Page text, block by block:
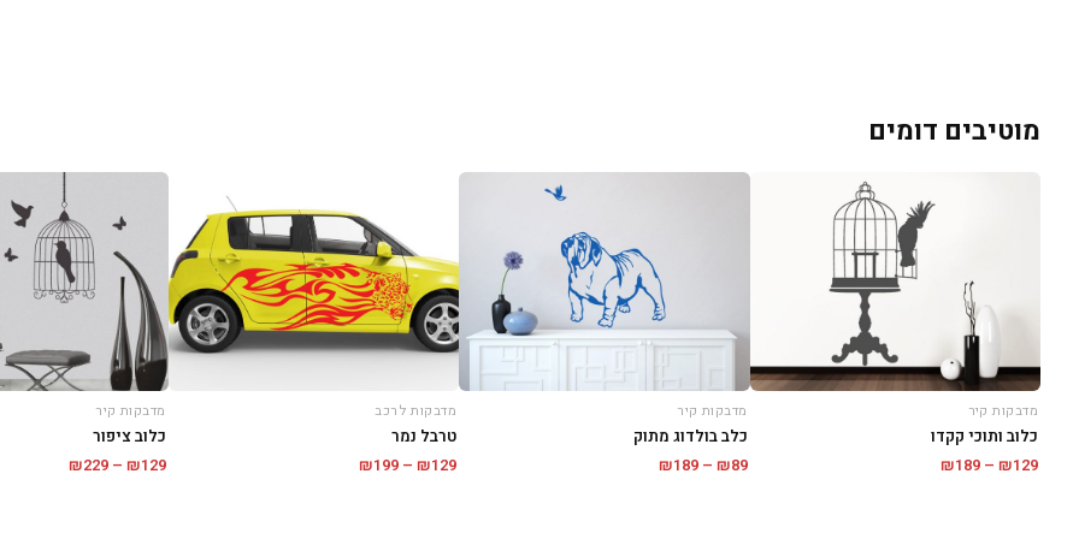
מוטיבים דומים
מדבקות קיר
כלוב ותוכי קקדו
₪129
–
₪189
מדבקות קיר
כלב בולדוג מתוק
₪89
–
₪189
מדבקות לרכב
טרבל נמר
₪129
–
₪199
טווח
מדבקות קיר
כלוב ציפור
₪129
–
₪229